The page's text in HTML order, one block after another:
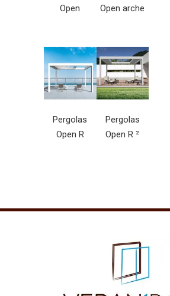
Open
Open arche
Pergolas
Open R
Pergolas
Open R ²